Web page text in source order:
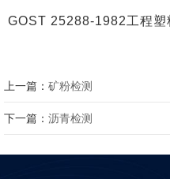
GOST 25288-1982工程塑
上一篇： 矿粉检测
下一篇： 沥青检测